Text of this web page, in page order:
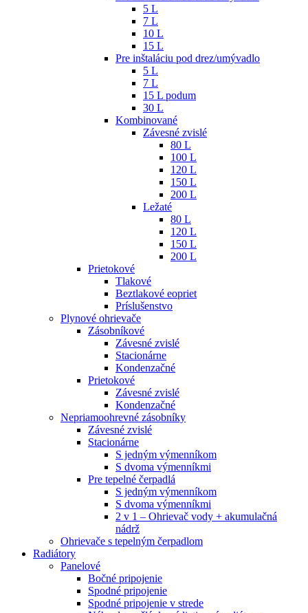
5 L
7 L
10 L
15 L
Pre inštaláciu pod drez/umývadlo
5 L
7 L
15 L podum
30 L
Kombinované
Závesné zvislé
80 L
100 L
120 L
150 L
200 L
Ležaté
80 L
120 L
150 L
200 L
Prietokové
Tlakové
Beztlakové eopriet
Príslušenstvo
Plynové ohrievače
Zásobníkové
Závesné zvislé
Stacionárne
Kondenzačné
Prietokové
Závesné zvislé
Kondenzačné
Nepriamoohrevné zásobníky
Závesné zvislé
Stacionárne
S jedným výmenníkom
S dvoma výmenníkmi
Pre tepelné čerpadlá
S jedným výmenníkom
S dvoma výmenníkmi
2 v 1 – Ohrievač vody + akumulačná
nádrž
Ohrievače s tepelným čerpadlom
Radiátory
Panelové
Bočné pripojenie
Spodné pripojenie
Spodné pripojenie v strede